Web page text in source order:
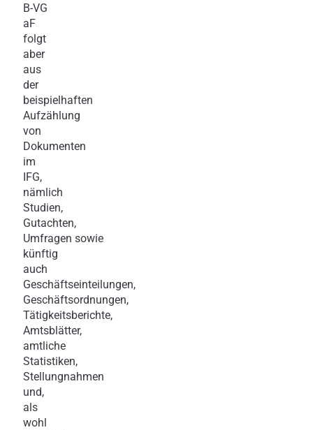
B-VG
aF
folgt
aber
aus
der
beispielhaften
Aufzählung
von
Dokumenten
im
IFG,
nämlich
Studien,
Gutachten,
Umfragen sowie
künftig
auch
Geschäftseinteilungen,
Geschäftsordnungen,
Tätigkeitsberichte,
Amtsblätter,
amtliche
Statistiken,
Stellungnahmen
und,
als
wohl